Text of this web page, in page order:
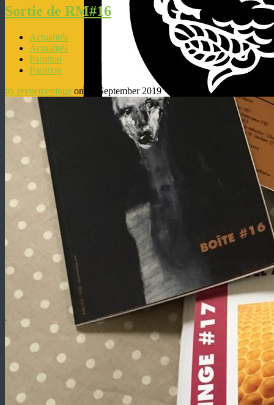
Revue Méninge
Revue d'Arts Poétiques / Revista de Artes Poéticos
Participer / Particpar
RM#20 : BERNARD
Sortie de RM#16
Actualités
Actualités
Parution
Parution
by revuemeninge on 30 September 2019